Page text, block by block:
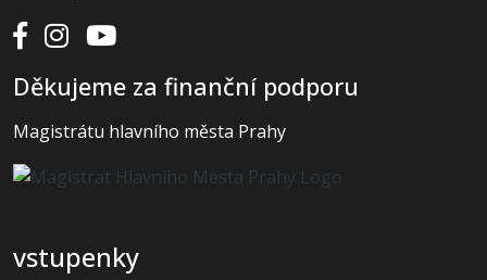
Děkujeme za finanční podporu
Magistrátu hlavního města Prahy
vstupenky